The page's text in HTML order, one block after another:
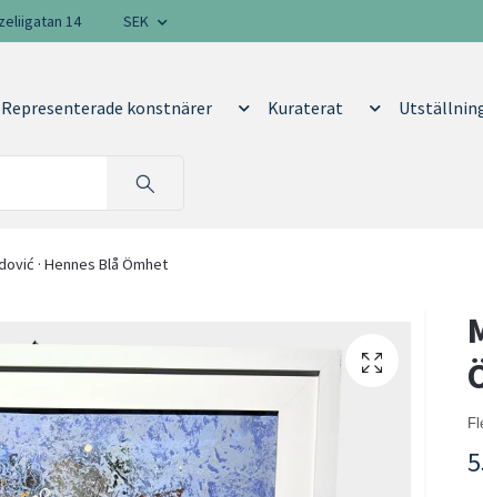
14 SEK
Representerade konstnärer Kuraterat
· Hennes Blå Ömhet